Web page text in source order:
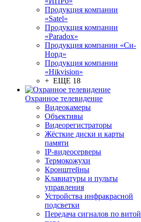
Продукция компании
«Satel»
Продукция компании
«Paradox»
Продукция компании «Си-
Норд»
Продукция компании
«Hikvision»
+ ЕЩЕ 18
Охранное телевидение
Видеокамеры
Объективы
Видеорегистраторы
Жёсткие диски и карты
памяти
IP-видеосерверы
Термокожухи
Кронштейны
Клавиатуры и пульты
управления
Устройства инфракрасной
подсветки
Передача сигналов по витой